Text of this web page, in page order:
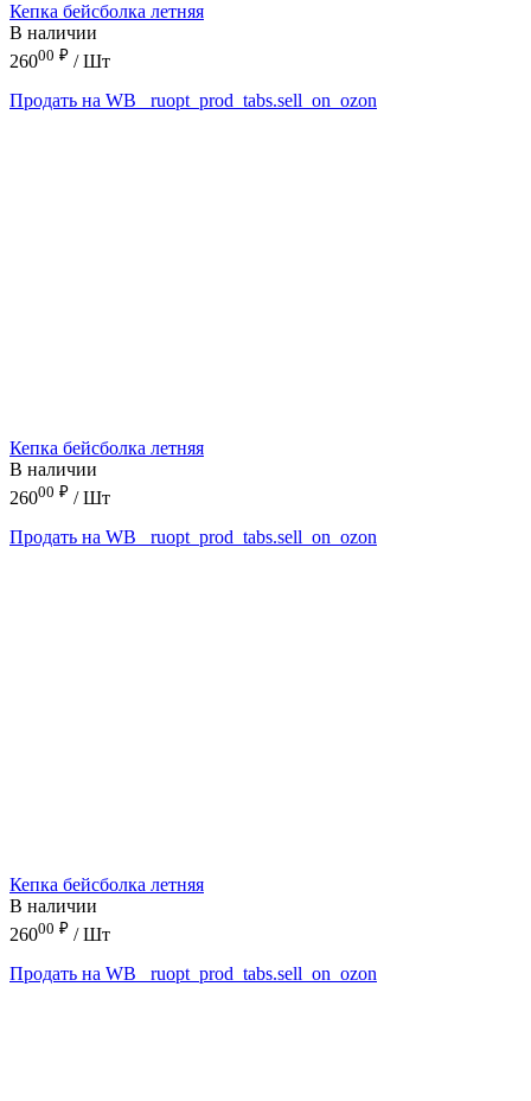
Кепка бейсболка летняя
В наличии
26000 ₽ / Шт
Продать на WB
_ruopt_prod_tabs.sell_on_ozon
Кепка бейсболка летняя
В наличии
26000 ₽ / Шт
Продать на WB
_ruopt_prod_tabs.sell_on_ozon
Кепка бейсболка летняя
В наличии
26000 ₽ / Шт
Продать на WB
_ruopt_prod_tabs.sell_on_ozon